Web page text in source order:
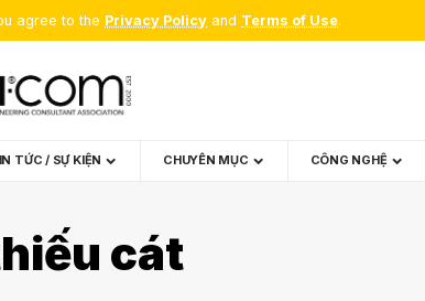
agree to the Privacy Policy and Terms of Use.
TỨC / SỰ KIỆN CHUYÊN MỤC CÔNG NGHỆ
cát